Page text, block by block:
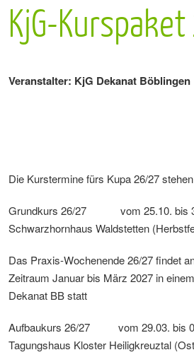
KjG-
Veranstalter: KjG Dekanat Böblingen
Die Kurstermine fürs Kupa 26/27
Grundkurs 26/27 vom 25.10.
Schwarzhornhaus Waldstetten
Das Praxis-Wochenende 26/27 findet
Zeitraum Januar bis März 2027 in
Dekanat BB statt
Aufbaukurs 26/27 vom 29.03.
Tagungshaus Kloster Heiligkreuztal